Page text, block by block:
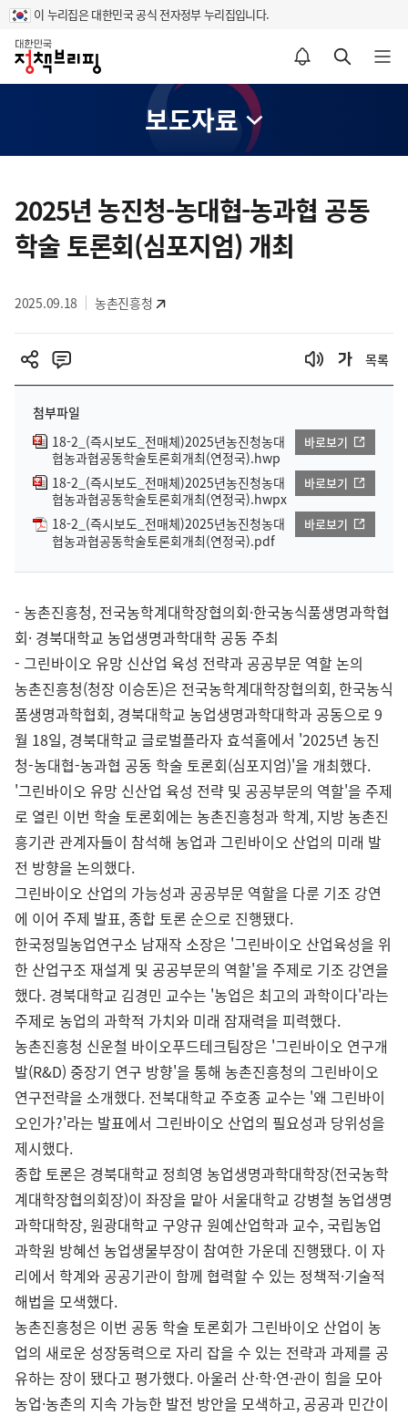
이 누리집은 대한민국 공식 전자정부 누리집입니다.
홈
알림설정 바로가기 검색 바로가기 메뉴 열기
보도자료
텐
츠
영
2025년 농진청-농대협-농과협 공동
학술 토론회(심포지엄) 개최
2025.09.18 농촌진흥청
목록
첨부파일
18-2_(즉시보도_전매체)2025년농진청농대
협농과협공동학술토론회개최(연정국).hwp
바로보기
18-2_(즉시보도_전매체)2025년농진청농대
협농과협공동학술토론회개최(연정국).hwpx
바로보기
18-2_(즉시보도_전매체)2025년농진청농대
협농과협공동학술토론회개최(연정국).pdf
바로보기
- 농촌진흥청, 전국농학계대학장협의회·한국농식품생명과학협
회· 경북대학교 농업생명과학대학 공동 주최
- 그린바이오 유망 신산업 육성 전략과 공공부문 역할 논의
농촌진흥청(청장 이승돈)은 전국농학계대학장협의회, 한국농식
품생명과학협회, 경북대학교 농업생명과학대학과 공동으로 9
월 18일, 경북대학교 글로벌플라자 효석홀에서 '2025년 농진
청-농대협-농과협 공동 학술 토론회(심포지엄)'을 개최했다.
'그린바이오 유망 신산업 육성 전략 및 공공부문의 역할'을 주제
로 열린 이번 학술 토론회에는 농촌진흥청과 학계, 지방 농촌진
흥기관 관계자들이 참석해 농업과 그린바이오 산업의 미래 발
전 방향을 논의했다.
그린바이오 산업의 가능성과 공공부문 역할을 다룬 기조 강연
에 이어 주제 발표, 종합 토론 순으로 진행됐다.
한국정밀농업연구소 남재작 소장은 '그린바이오 산업육성을 위
한 산업구조 재설계 및 공공부문의 역할'을 주제로 기조 강연을
했다. 경북대학교 김경민 교수는 '농업은 최고의 과학이다'라는
주제로 농업의 과학적 가치와 미래 잠재력을 피력했다.
농촌진흥청 신운철 바이오푸드테크팀장은 '그린바이오 연구개
발(R&D) 중장기 연구 방향'을 통해 농촌진흥청의 그린바이오
연구전략을 소개했다. 전북대학교 주호종 교수는 '왜 그린바이
오인가?'라는 발표에서 그린바이오 산업의 필요성과 당위성을
제시했다.
종합 토론은 경북대학교 정희영 농업생명과학대학장(전국농학
계대학장협의회장)이 좌장을 맡아 서울대학교 강병철 농업생명
과학대학장, 원광대학교 구양규 원예산업학과 교수, 국립농업
과학원 방혜선 농업생물부장이 참여한 가운데 진행됐다. 이 자
리에서 학계와 공공기관이 함께 협력할 수 있는 정책적·기술적
해법을 모색했다.
농촌진흥청은 이번 공동 학술 토론회가 그린바이오 산업이 농
업의 새로운 성장동력으로 자리 잡을 수 있는 전략과 과제를 공
유하는 장이 됐다고 평가했다. 아울러 산·학·연·관이 힘을 모아
농업·농촌의 지속 가능한 발전 방안을 모색하고, 공공과 민간이